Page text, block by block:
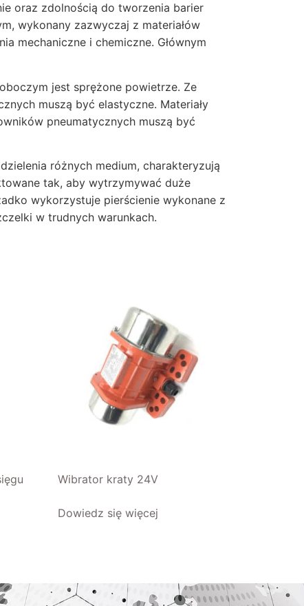
oraz zdolnością do tworzenia barier
wykonany zazwyczaj z materiałów
mechaniczne i chemiczne. Głównym
jest sprężone powietrze. Ze
muszą być elastyczne. Materiały
pneumatycznych muszą być
różnych medium, charakteryzują
tak, aby wytrzymywać duże
wykorzystuje pierścienie wykonane z
w trudnych warunkach.
Wibrator kraty 24V
Dowiedz się więcej